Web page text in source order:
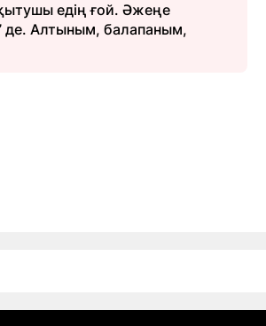
едің ғой. Әжеңе
де. Алтыным, балапаным,